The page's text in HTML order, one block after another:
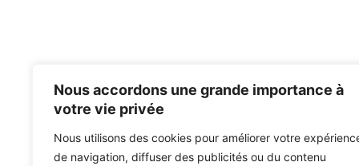
Nous accordons une grande importance à
votre vie privée
Nous utilisons des cookies pour améliorer votre
de navigation, diffuser des publicités ou du contenu